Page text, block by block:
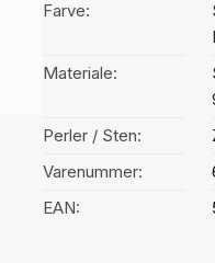
Farve:
Materiale:
Perler / Sten:
Varenummer:
EAN: